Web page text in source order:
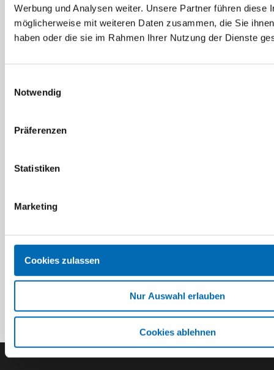
Werbung und Analysen weiter. Unsere Partner führen diese
möglicherweise mit weiteren Daten zusammen, die Sie
haben oder die sie im Rahmen Ihrer Nutzung der Dienste
Notwendig
Präferenzen
Statistiken
Marketing
Cookies zulassen
Nur Auswahl erlauben
Cookies ablehnen
7 Ausführungen
Carbid rund